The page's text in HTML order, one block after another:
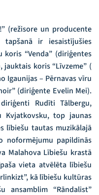
(režisore un producente
ir iesaistījušies
“Venda” (diriģentes
jauktais koris “Līvzeme” (
Igaunijas – Pērnavas vīru
(diriģente Evelin Mei).
Rudīti Tālbergu,
top jaunas
lībiešu tautas muzikālajā
noformējumu papildinās
Malahova Lībiešu krastā
vieta atvēlēta lībiešu
kā lībiešu kultūras
ansamblim “Rāndalist”